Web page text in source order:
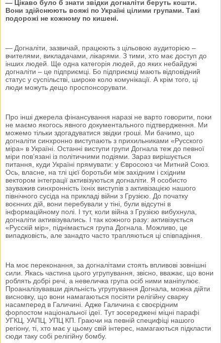
— Цікаво було б знати звідки догналіти беруть кошти.
Вони здійснюють вояжі по Україні цілими групами. Такі
подорожі не кожному по кишені.
— Догналіти, зазвичай, працюють з цільовою аудиторією –
вчителями, викладачами, лікарями. З тими, хто має доступ до
інших людей. Ще одна категорія людей, до яких небайдужі
догналіти – це підприємці. Бо підприємці мають відповідний
статус у суспільстві, широке коло комунікації. А крім того, ці
люди можуть дещо проспонсорувати.
Про інші джерела фінансування наразі не варто говорити, поки
не маємо якогось явного документального підтвердження. Ми
можемо тільки здогадуватися звідки гроші. Ми бачимо, що
догналіти синхронно виступають з прихильниками «Русского
міра» в Україні. Останні виступи групи Догнала теж до певної
міри пов’язані із політичними подіями. Зараз вирішується
питання, куди Україні прямувати: у Євросоюз чи Митний Союз.
Ось, власне, на тлі цієї боротьби між західним і східним
вектором інтеграції активізуються догналіти. Я особисто
зауважив синхронність їхніх виступів з активізацією нашого
північного сусіда на прикладі війни з Грузією. До початку
воєнних дій, вони перебували у тіні, були відсутні в
інформаційному полі. І тут, коли війна з Грузією вибухнула,
догналіти активізувались. І так кожного разу: активізується
«Русскій мір», піднімається група Догнала. Можливо, це
випадковість, але занадто часто трапляються ці співпадіння.
На моє переконання, за догналітами стоять впливові зовнішні
сили. Якась частина цього угрупування, звісно, вважає, що вони
роблять добрі речі, а невеличка група осіб ними маніпулює.
Проаналізувавши діяльність угрупування Догнала, можна дійти
висновку, що вони намагаються посіяти релігійну сварку
насамперед в Галичині. Адже Галичина є своєрідним
форпостом національної ідеї. Тут зосереджені міцні парафі
УГКЦ, УАПЦ, УПЦ КП. Граючи на певній специфіці нашого
регіону, ті, хто має у цьому свій інтерес, намагаються підкласти
сюди таку собі релігійну бомбу.